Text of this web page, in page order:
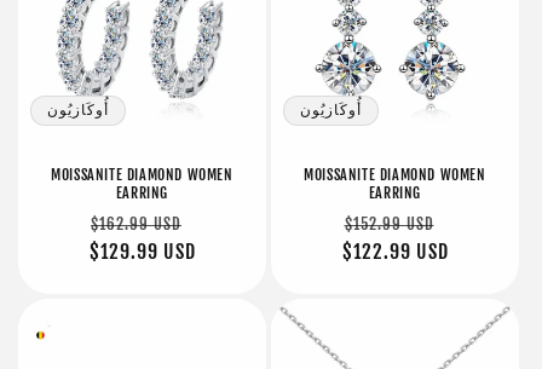
أُوكَازيُون
MOISSANITE DIAMOND WOMEN
EARRING
سعر
عادي
$162.99 USD
البيع$129.99 USD
أُوكَازيُون
MOISSANITE DIAMOND WOMEN
EARRING
سعر
عادي
$152.99 USD
البيع$122.99 USD